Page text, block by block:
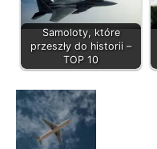
Samoloty, które
przeszły do historii –
TOP 10